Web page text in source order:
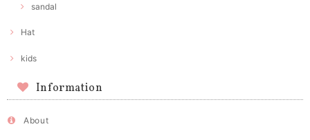
sandal
Hat
kids
Information
About